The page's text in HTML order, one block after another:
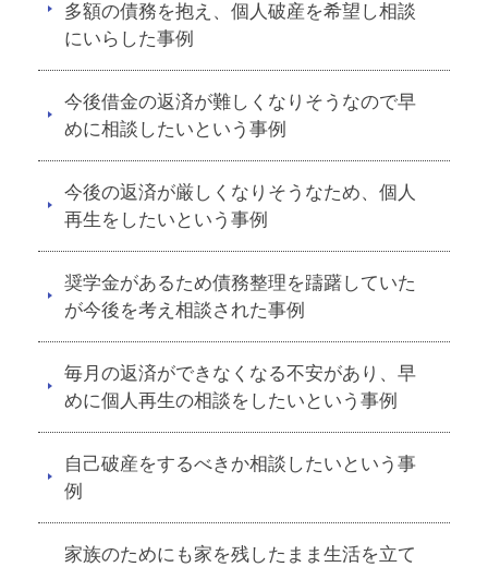
多額の債務を抱え、個人破産を希望し相談
にいらした事例
今後借金の返済が難しくなりそうなので早
めに相談したいという事例
今後の返済が厳しくなりそうなため、個人
再生をしたいという事例
奨学金があるため債務整理を躊躇していた
が今後を考え相談された事例
毎月の返済ができなくなる不安があり、早
めに個人再生の相談をしたいという事例
自己破産をするべきか相談したいという事
例
家族のためにも家を残したまま生活を立て